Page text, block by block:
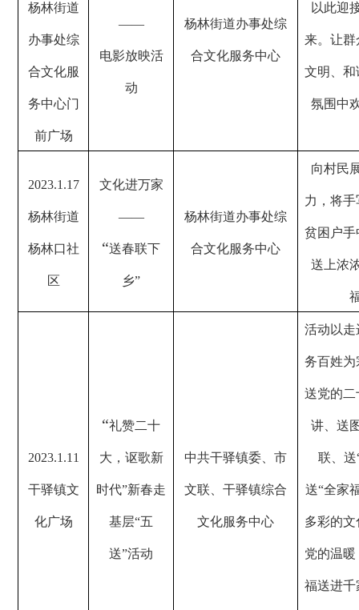
杨林街道
办事处综
合文化服
务中心门
前广场
——
电影放映活
动
杨林街道办事处综
合文化服务中心
以此迎
来。让群
文明、和
氛围中
2023.1.17
杨林街道
杨林口社
区
文化进万家
——
“送春联下
乡”
杨林街道办事处综
合文化服务中心
向村民
力，将
贫困户手
送上浓
2023.1.11
干驿镇文
化广场
“礼赞二十
大，讴歌新
时代”新春走
基层“五
送”活动
中共干驿镇委、市
文联、干驿镇综合
文化服务中心
活动以走
务百姓为
送党的二
讲、送
联、送
送“全家
多彩的
党的温
福送进千